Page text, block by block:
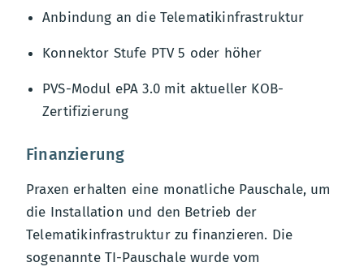
Anbindung an die Telematikinfrastruktur
Konnektor Stufe PTV 5 oder höher
PVS-Modul ePA 3.0 mit aktueller KOB-
Zertifizierung
Finanzierung
Praxen erhalten eine monatliche Pauschale, um
die Installation und den Betrieb der
Telematikinfrastruktur zu finanzieren. Die
sogenannte TI-Pauschale wurde vom